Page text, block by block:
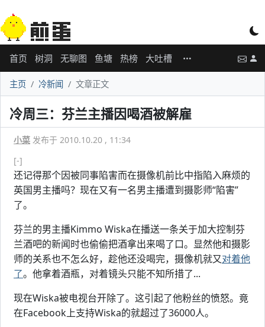
首页 树洞 无聊图 鱼塘 热榜 大吐槽
主页 冷新闻 文章正文
冷周三：芬兰主播因喝酒被解雇
小菜 发布于 2010.10.20 , 11:34
[-]
还记得那个因被同事陷害而在摄像机前比中指陷入麻烦的
英国男主播吗？现在又有一名男主播遭到摄影师“陷害”
了。
芬兰的男主播Kimmo Wiska在播送一条关于加大控制芬
兰酒吧的新闻时也偷偷把酒拿出来喝了口。显然他和摄影
师的关系也不怎么好，趁他还没喝完，摄像机就又对着他
了。他拿着酒瓶，对着镜头只能不知所措了...
现在Wiska被电视台开除了。这引起了他粉丝的愤怒。竟
在Facebook上支持Wiska的就超过了36000人。